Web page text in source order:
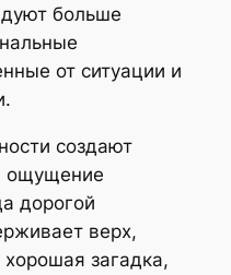
больше
от ситуации и
создают
ощущение
дорогой
верх,
загадка,